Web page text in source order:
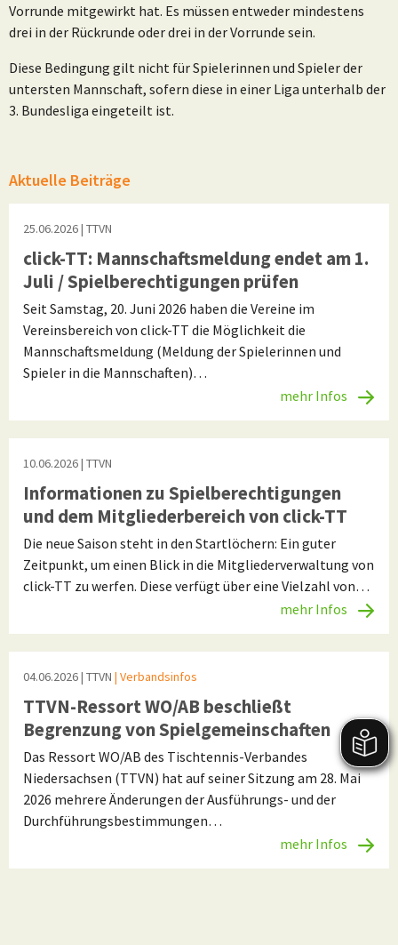
Vorrunde mitgewirkt hat. Es müssen entweder mindestens
drei in der Rückrunde oder drei in der Vorrunde sein.
Diese Bedingung gilt nicht für Spielerinnen und Spieler der
untersten Mannschaft, sofern diese in einer Liga unterhalb der
3. Bundesliga eingeteilt ist.
Aktuelle Beiträge
25.06.2026| TTVN
click-TT: Mannschaftsmeldung endet am 1.
Juli / Spielberechtigungen prüfen
Seit Samstag, 20. Juni 2026 haben die Vereine im
Vereinsbereich von click-TT die Möglichkeit die
Mannschaftsmeldung (Meldung der Spielerinnen und
Spieler in die Mannschaften)…
mehr Infos
10.06.2026| TTVN
Informationen zu Spielberechtigungen
und dem Mitgliederbereich von click-TT
Die neue Saison steht in den Startlöchern: Ein guter
Zeitpunkt, um einen Blick in die Mitgliederverwaltung von
click-TT zu werfen. Diese verfügt über eine Vielzahl von…
mehr Infos
04.06.2026| TTVN | Verbandsinfos
TTVN-Ressort WO/AB beschließt
Begrenzung von Spielgemeinschaften
Das Ressort WO/AB des Tischtennis-Verbandes
Niedersachsen (TTVN) hat auf seiner Sitzung am 28. Mai
2026 mehrere Änderungen der Ausführungs- und der
Durchführungsbestimmungen…
mehr Infos